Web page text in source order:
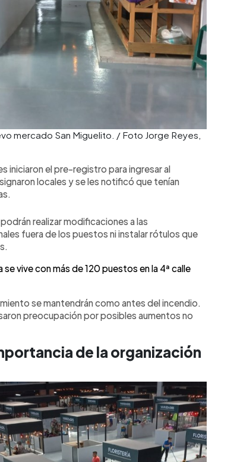
mercado San Miguelito. / Foto Jorge Reyes,
iniciaron el pre-registro para ingresar al
locales y se les notificó que tenían
realizar modificaciones a las
fuera de los puestos ni instalar rótulos que
se vive con más de 120 puestos en la 4ª calle
se mantendrán como antes del incendio.
preocupación por posibles aumentos no
de la organización